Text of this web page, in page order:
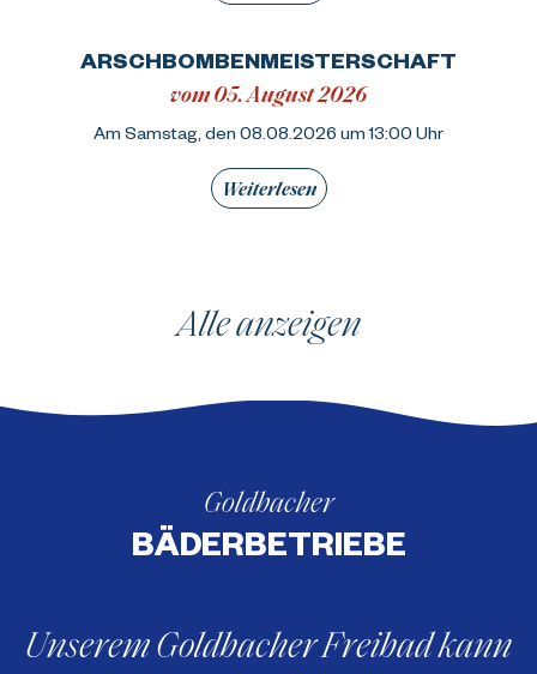
ARSCHBOMBENMEISTERSCHAFT
vom 05. August 2026
Am Samstag, den 08.08.2026 um 13:00 Uhr
Weiterlesen
Alle anzeigen
Goldbacher
BÄDERBETRIEBE
Unserem Goldbacher Freibad kann